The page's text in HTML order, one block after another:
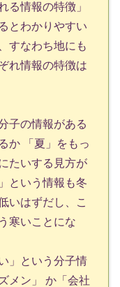
る情報の特徴」
とわかりやすい
すなわち地にも
れ情報の特徴は
子の情報がある
か 「夏」をもっ
たいする見方が
という情報も冬
いはずだし、こ
寒いことにな
」という分子情
メン」 か「会社